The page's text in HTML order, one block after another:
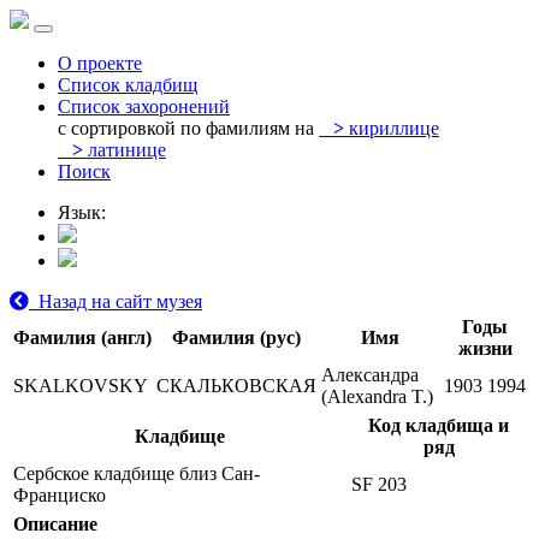
О проекте
Список кладбищ
Список захоронений
с сортировкой по фамилиям на
> кириллице
> латинице
Поиск
Язык:
Назад на сайт музея
Фамилия (англ)
Фамилия (рус) Имя
Годы
жизни
SKALKOVSKY СКАЛЬКОВСКАЯ
Александра
(Alexandra T.)
1903 1994
Кладбище
Код кладбища и
ряд
Сербское кладбище близ Сан-
Франциско
SF 203
Описание